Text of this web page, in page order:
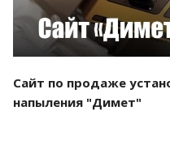
Сайт по продаже
напыления "Димет"